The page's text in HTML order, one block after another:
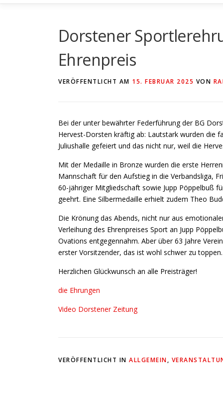
Dorstener
Ehrenpreis
VERÖFFENTLICHT AM 15. FEBRUAR 2025 VON
Bei der unter bewährter Federführung der BG
Hervest-Dorsten kräftig ab: Lautstark wurden die
Juliushalle gefeiert und das nicht nur, weil die
Mit der Medaille in Bronze wurden die erste
Mannschaft für den Aufstieg in die Verbandsliga,
60-jähriger Mitgliedschaft sowie Jupp Pöppelbuß
geehrt. Eine Silbermedaille erhielt zudem Theo
Die Krönung das Abends, nicht nur aus
Verleihung des Ehrenpreises Sport an Jupp
Ovations entgegennahm. Aber über 63 Jahre
erster Vorsitzender, das ist wohl schwer zu toppen.
Herzlichen Glückwunsch an alle Preisträger!
die Ehrungen
Video Dorstener Zeitung
VERÖFFENTLICHT IN ALLGEMEIN,